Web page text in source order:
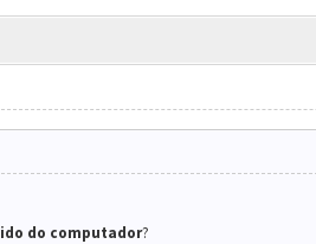
do computador?